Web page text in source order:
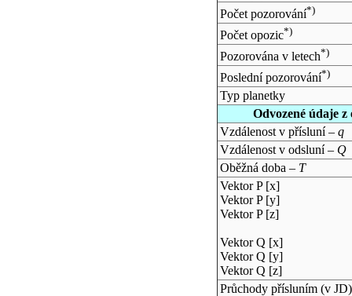
Počet pozorování*)
Počet opozic*)
Pozorována v letech*)
Poslední pozorování*)
Typ planetky
Odvozené údaje
Vzdálenost v přísluní – q
Vzdálenost v odsluní – Q
Oběžná doba – T
Vektor P [x]
Vektor P [y]
Vektor P [z]
Vektor Q [x]
Vektor Q [y]
Vektor Q [z]
Průchody přísluním (v JD)